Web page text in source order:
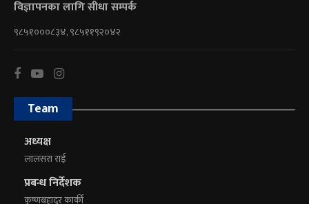
विज्ञापनका लागि सीधा सम्पर्क
९८५१०००८३४, ९८५११९२०४२
Team
अध्यक्ष
लालसरा राई
प्रबन्ध निर्देशक
कृष्णबहादुर कार्की